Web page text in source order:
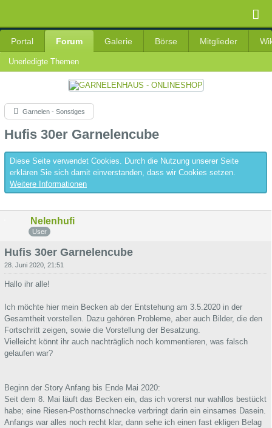
Portal Forum Galerie Börse Mitglieder
Unerledigte Themen
Garnelen - Sonstiges
Hufis 30er Garnelencube
Diese Seite verwendet Cookies. Durch die Nutzung unserer Seite
erklären Sie sich damit einverstanden, dass wir Cookies setzen.
Weitere Informationen
Nelenhufi
User
Hufis 30er Garnelencube
28. Juni 2020, 21:51
Hallo ihr alle!
Ich möchte hier mein Becken ab der Entstehung am 3.5.2020 in der
Gesamtheit vorstellen. Dazu gehören Probleme, aber auch Bilder, die den
Fortschritt zeigen, sowie die Vorstellung der Besatzung.
Vielleicht könnt ihr auch nachträglich noch kommentieren, was falsch
gelaufen war?
Beginn der Story Anfang bis Ende Mai 2020:
Seit dem 8. Mai läuft das Becken ein, das ich vorerst nur wahllos bestückt
habe; eine Riesen-Posthornschnecke verbringt darin ein einsames Dasein.
Anfangs war alles noch recht klar, dann sehe ich einen fast ekligen Belag